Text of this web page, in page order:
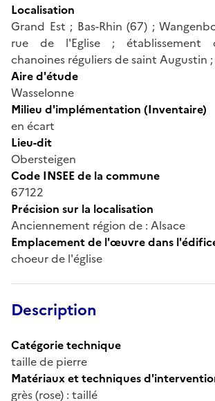
Localisation
Grand Est ; Bas-Rhin (67) ;
rue de l'Eglise ; établissement
chanoines réguliers de saint Augustin
Aire d'étude
Wasselonne
Milieu d'implémentation (Inventaire)
en écart
Lieu-dit
Obersteigen
Code INSEE de la commune
67122
Précision sur la localisation
Anciennement région de : Alsace
Emplacement de l'œuvre dans
choeur de l'église
Description
Catégorie technique
taille de pierre
Matériaux et techniques
grès (rose) : taillé